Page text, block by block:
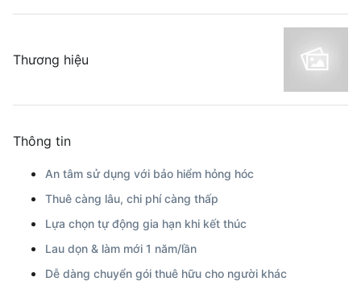
Thương hiệu
Thông tin
An tâm sử dụng với bảo hiểm hỏng hóc
Thuê càng lâu, chi phí càng thấp
Lựa chọn tự động gia hạn khi kết thúc
Lau dọn & làm mới 1 năm/lần
Dễ dàng chuyển gói thuê hữu cho người khác